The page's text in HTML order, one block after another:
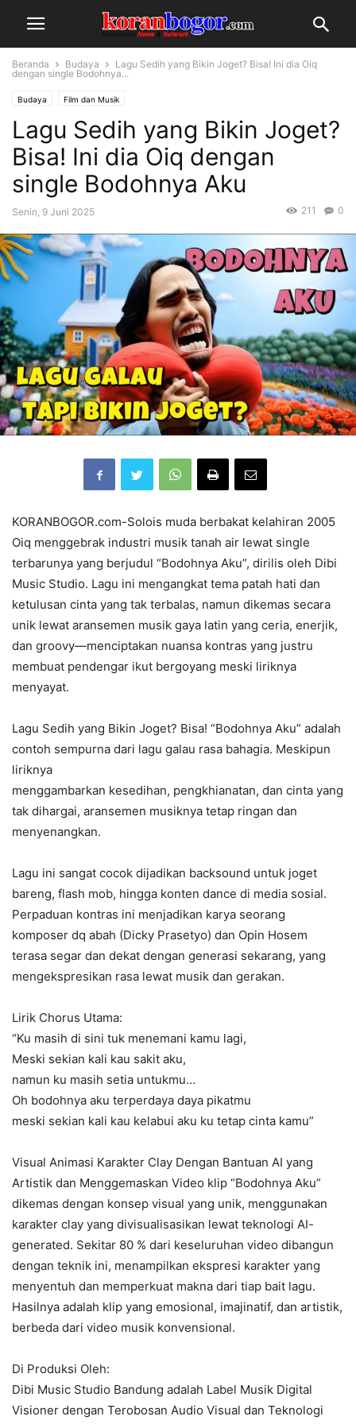
Beranda Budaya
Lagu Sedih yang Bikin Joget? Bisa! Ini dia Oiq
dengan single Bodohnya...
Budaya Film dan Musik
Lagu Sedih yang Bikin Joget?
Bisa! Ini dia Oiq dengan
single Bodohnya Aku
Senin, 9 Juni 2025 0
211
KORANBOGOR.com-Solois muda berbakat kelahiran 2005
Oiq menggebrak industri musik tanah air lewat single
terbarunya yang berjudul “Bodohnya Aku”, dirilis oleh Dibi
Music Studio. Lagu ini mengangkat tema patah hati dan
ketulusan cinta yang tak terbalas, namun dikemas secara
unik lewat aransemen musik gaya latin yang ceria, enerjik,
dan groovy—menciptakan nuansa kontras yang justru
membuat pendengar ikut bergoyang meski liriknya
menyayat.
Lagu Sedih yang Bikin Joget? Bisa! “Bodohnya Aku” adalah
contoh sempurna dari lagu galau rasa bahagia. Meskipun
liriknya
menggambarkan kesedihan, pengkhianatan, dan cinta yang
tak dihargai, aransemen musiknya tetap ringan dan
menyenangkan.
Lagu ini sangat cocok dijadikan backsound untuk joget
bareng, flash mob, hingga konten dance di media sosial.
Perpaduan kontras ini menjadikan karya seorang
komposer dq abah (Dicky Prasetyo) dan Opin Hosem
terasa segar dan dekat dengan generasi sekarang, yang
mengekspresikan rasa lewat musik dan gerakan.
Lirik Chorus Utama:
“Ku masih di sini tuk menemani kamu lagi,
Meski sekian kali kau sakit aku,
namun ku masih setia untukmu…
Oh bodohnya aku terperdaya daya pikatmu
meski sekian kali kau kelabui aku ku tetap cinta kamu”
Visual Animasi Karakter Clay Dengan Bantuan AI yang
Artistik dan Menggemaskan Video klip “Bodohnya Aku”
dikemas dengan konsep visual yang unik, menggunakan
karakter clay yang divisualisasikan lewat teknologi AI-
generated. Sekitar 80 % dari keseluruhan video dibangun
dengan teknik ini, menampilkan ekspresi karakter yang
menyentuh dan memperkuat makna dari tiap bait lagu.
Hasilnya adalah klip yang emosional, imajinatif, dan artistik,
berbeda dari video musik konvensional.
Di Produksi Oleh:
Dibi Music Studio Bandung adalah Label Musik Digital
Visioner dengan Terobosan Audio Visual dan Teknologi